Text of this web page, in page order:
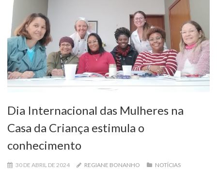
Dia Internacional das Mulheres na
Casa da Criança estimula o
conhecimento
30 DE ABRIL DE 2024 REGIANE BONANHO NOTÍCIAS